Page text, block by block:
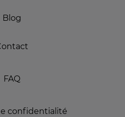
Blog
FAQ
confidentialité